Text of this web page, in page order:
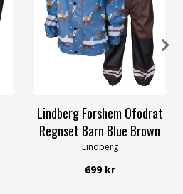
100 120 130 140
Lindberg Forshem Ofodrat
Regnset Barn Blue Brown
Lindberg
699 kr